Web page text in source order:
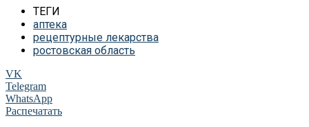
ТЕГИ
аптека
рецептурные лекарства
ростовская область
VK
Telegram
WhatsApp
Распечатать